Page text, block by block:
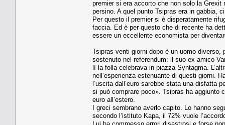
premier si era accorto che non solo la
persino. A quel punto Tsipras era in gabbia,
Per questo il premier si è disperatamente
faccia. Ed è per questo che di recente ha
essere un eccellente economista per
Tsipras venti giorni dopo è un uomo
sostenuto nel referendum: il suo ex amico
lì la folla celebrava in piazza Syntagma.
nell’esperienza estenuante di questi giorni.
l’uscita dall’euro sarebbe stata una disfatta
si può comprare poco». Tsipras ha aggiunto
euro all’estero.
I greci sembrano averlo capito. Lo hanno
secondo l’istituto Kapa, il 72% vuole